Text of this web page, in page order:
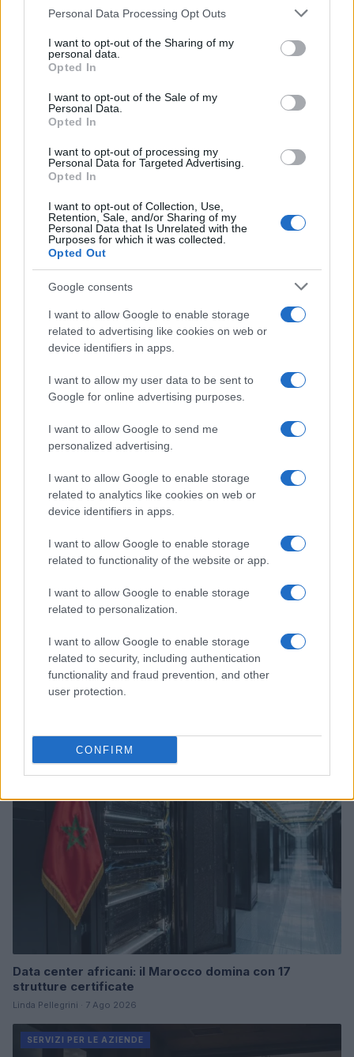
Please note that this website/app uses one or more Google
not limited to your visit or usage behaviour. You may click to
grant or deny consent to Google and its third-party tags to
use your data for below specified purposes in below Google
consent section.
Personal Data Processing Opt Outs
I want to opt-out of the Sharing of my
personal data.
Opted In
I want to opt-out of the Sale of my
Personal Data.
Opted In
I want to opt-out of processing my
Personal Data for Targeted Advertising.
Opted In
I want to opt-out of Collection, Use,
Retention, Sale, and/or Sharing of my
Personal Data that Is Unrelated with the
Purposes for which it was collected.
Opted Out
Google consents
I want to allow Google to enable storage
related to advertising like cookies on web or
device identifiers in apps.
I want to allow my user data to be sent to
Google for online advertising purposes.
I want to allow Google to send me
personalized advertising.
I want to allow Google to enable storage
related to analytics like cookies on web or
device identifiers in apps.
I want to allow Google to enable storage
related to functionality of the website or app.
I want to allow Google to enable storage
related to personalization.
I want to allow Google to enable storage
related to security, including authentication
functionality and fraud prevention, and other
user protection.
CONFIRM
Appiacerca di scrivere le regole del gioco prima
che altri lo facciano. In questo modo la BCE tenta di
coniugare innovazione tecnologica, stabilità
AUTORE
Edoardo Vitali
della ristrutturazione del mercato ittico di
Palermo, sostenendo la linea editoriale sulla
trasparenza fiscale. Capo redattore
economia, porta in redazione un tratto
pragmatico e un dettaglio personale:
conserva ancora taccuini degli incontri in Sala
SERVIZI PER LE AZIENDE
Data center africani: il Marocco domina con 17
strutture certificate
Linda Pellegrini · 7 Ago 2026
SERVIZI PER LE AZIENDE